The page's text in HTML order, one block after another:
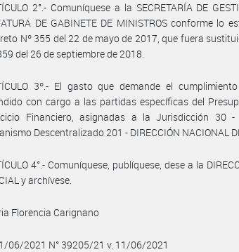
2°.- Comuníquese a la SECRETARÍA DE
DE GABINETE DE MINISTROS conforme lo
Nº 355 del 22 de mayo de 2017, que fuera
del 26 de septiembre de 2018.
3º.- El gasto que demande el
con cargo a las partidas específicas del
Financiero, asignadas a la Jurisdicción 30 -
Descentralizado 201 - DIRECCIÓN NACIONAL
4°.- Comuníquese, publíquese, dese a la
y archívese.
Florencia Carignano
06/2021 N° 39205/21 v. 11/06/2021